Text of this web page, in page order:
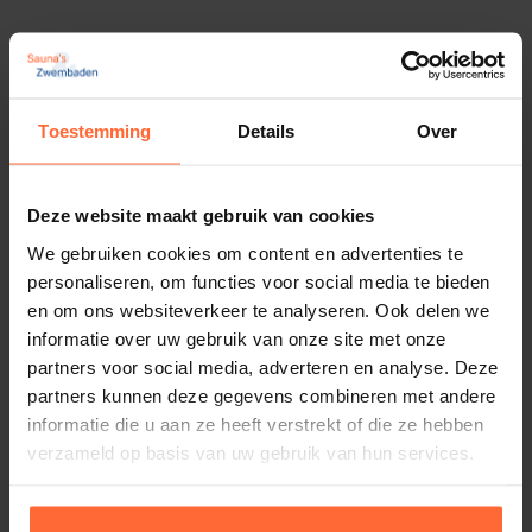
Toestemming Details Over
Deze website maakt gebruik van cookies
We gebruiken cookies om content en advertenties te
personaliseren, om functies voor social media te bieden
en om ons websiteverkeer te analyseren. Ook delen we
informatie over uw gebruik van onze site met onze
partners voor social media, adverteren en analyse. Deze
partners kunnen deze gegevens combineren met andere
informatie die u aan ze heeft verstrekt of die ze hebben
verzameld op basis van uw gebruik van hun services.
Het Rolslot voor Saunadeuren is ontworpen met
gebruiksgemak in gedachten.
Dit zorgt voor een moeiteloze toegang tot de sauna
en biedt de gebruikers volledige controle over de
deur.
Specificaties:
Materiaal: hoogglans chroom
Duurzaam en robuust
Gerelateerde producten
Deur greep donkerbruin, thermisch hout,
buitenzijde
36,70 Op voorraad